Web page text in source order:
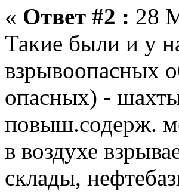
« Ответ #2 : 28
Такие были и у
взрывоопасных
опасных) -
повыш.содерж.
в воздухе
склады,